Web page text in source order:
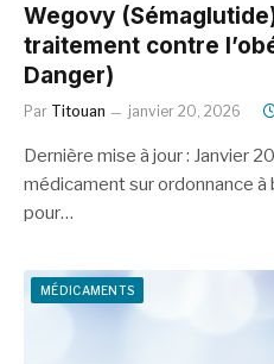
Wegovy
traitement contre
Danger)
Par Titouan janvier 20, 2026
Dernière mise à jour : Janvier
médicament sur ordonnance
pour…
MÉDICAMENTS